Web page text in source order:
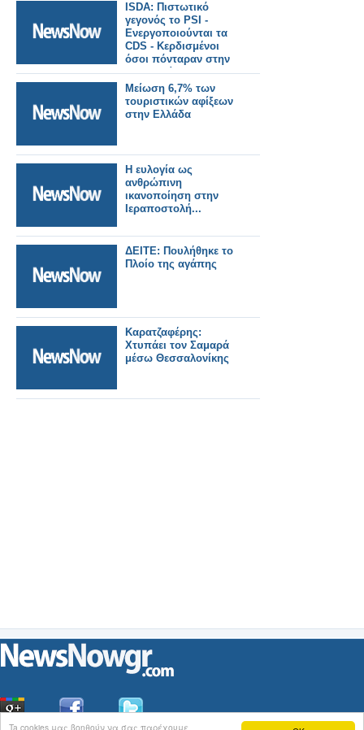
Ta cookies μας βοηθούν να σας παρέχουμε
ISDA: Πιστωτικό
γεγονός το PSI -
Ενεργοποιούνται τα
CDS - Κερδισμένοι
όσοι πόνταραν στην
χρεοκοπία της
Ελλάδας!
Μείωση 6,7% των
τουριστικών αφίξεων
στην Ελλάδα
H ευλογία ως
ανθρώπινη
ικανοποίηση στην
Ιεραποστολή...
ΔΕΙΤΕ: Πουλήθηκε το
Πλοίο της αγάπης
Καρατζαφέρης:
Χτυπάει τον Σαμαρά
μέσω Θεσσαλονίκης